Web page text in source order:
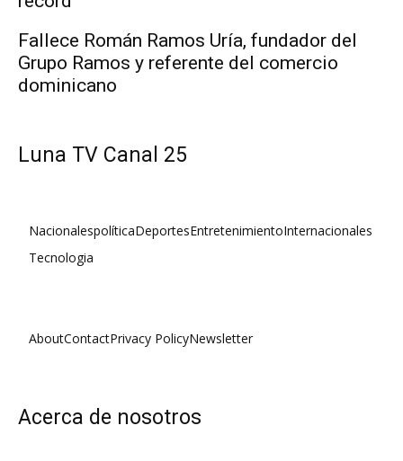
Fallece Román Ramos Uría, fundador del
Grupo Ramos y referente del comercio
dominicano
Luna TV Canal 25
NacionalespolíticaDeportesEntretenimientoInternacionales
Tecnologia
AboutContactPrivacy PolicyNewsletter
Acerca de nosotros